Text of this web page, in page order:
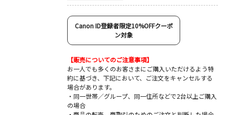
Canon ID登録者限定10%OFFクーポ
ン対象
【販売についてのご注意事項】
お一人でも多くのお客さまにご購入いただけるよう特
約に基づき、下記において、ご注文をキャンセルする
場合があります。
・同一世帯／グループ、同一住所などで2台以上ご購入
の場合